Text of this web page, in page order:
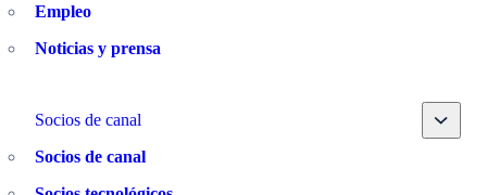
Empleo
Noticias y prensa
Socios de canal Toggle
Socios de canal